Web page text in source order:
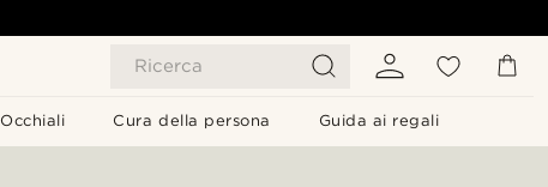
Ricerca
Occhiali Cura della persona Guida ai regali